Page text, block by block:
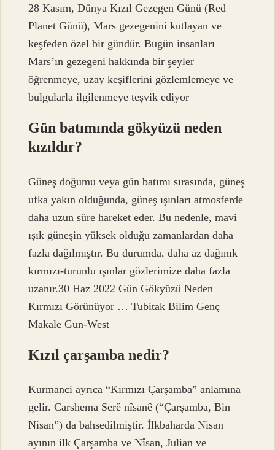
28 Kasım, Dünya Kızıl Gezegen Günü (Red
Planet Günü), Mars gezegenini kutlayan ve
keşfeden özel bir gündür. Bugün insanları
Mars’ın gezegeni hakkında bir şeyler
öğrenmeye, uzay keşiflerini gözlemlemeye ve
bulgularla ilgilenmeye teşvik ediyor
Gün batımında gökyüzü neden
kızıldır?
Güneş doğumu veya gün batımı sırasında, güneş
ufka yakın olduğunda, güneş ışınları atmosferde
daha uzun süre hareket eder. Bu nedenle, mavi
ışık güneşin yüksek olduğu zamanlardan daha
fazla dağılmıştır. Bu durumda, daha az dağınık
kırmızı-turunlu ışınlar gözlerimize daha fazla
uzanır.30 Haz 2022 Gün Gökyüzü Neden
Kırmızı Görünüyor … Tubitak Bilim Genç
Makale Gun-West
Kızıl çarşamba nedir?
Kurmanci ayrıca “Kırmızı Çarşamba” anlamına
gelir. Carshema Serê nîsanê (“Çarşamba, Bin
Nisan”) da bahsedilmiştir. İlkbaharda Nisan
ayının ilk Çarşamba ve Nîsan, Julian ve